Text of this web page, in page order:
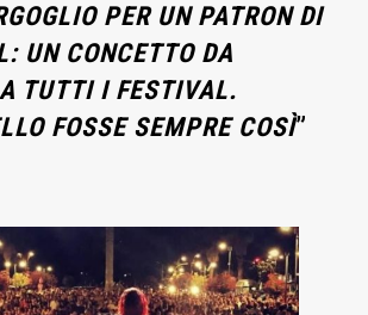
PER UN PATRON DI
UN CONCETTO DA
TUTTI I FESTIVAL.
FOSSE SEMPRE COSÌ”